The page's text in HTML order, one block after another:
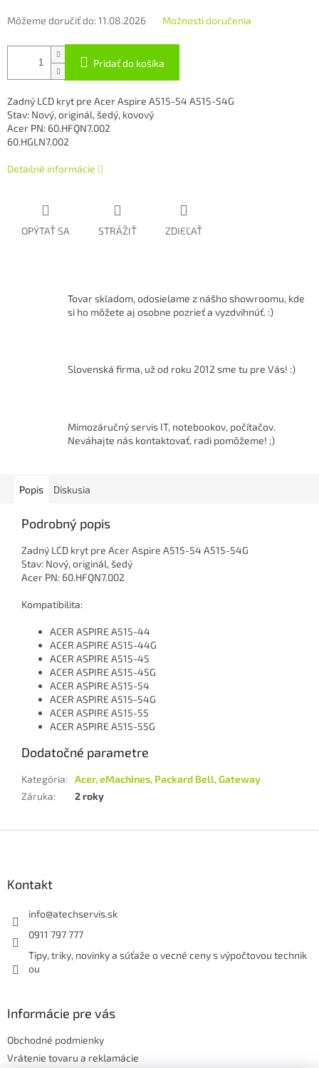
Môžeme doručiť do:11.08.2026 Možnosti doručenia
Pridať do košíka
Zadný LCD kryt pre Acer Aspire A515-54 A515-54G
Stav: Nový, originál, šedý, kovový
Acer PN: 60.HFQN7.002
60.HGLN7.002
Detailné informácie
OPÝTAŤ SA STRÁŽIŤ ZDIEĽAŤ
Tovar skladom, odosielame z nášho showroomu, kde
si ho môžete aj osobne pozrieť a vyzdvihnúť. :)
Slovenská firma, už od roku 2012 sme tu pre Vás! :)
Mimozáručný servis IT, notebookov, počítačov.
Neváhajte nás kontaktovať, radi pomôžeme! ;)
Popis Diskusia
Podrobný popis
Zadný LCD kryt pre Acer Aspire A515-54 A515-54G
Stav: Nový, originál, šedý
Acer PN: 60.HFQN7.002
Kompatibilita:
ACER ASPIRE A515-44
ACER ASPIRE A515-44G
ACER ASPIRE A515-45
ACER ASPIRE A515-45G
ACER ASPIRE A515-54
ACER ASPIRE A515-54G
ACER ASPIRE A515-55
ACER ASPIRE A515-55G
Dodatočné parametre
Kategória: Acer, eMachines, Packard Bell, Gateway
Záruka: 2 roky
Kontakt
info@atechservis.sk
0911 797 777
Tipy, triky, novinky a súťaže o vecné ceny s výpočtovou technik
ou
Informácie pre vás
Obchodné podmienky
Vrátenie tovaru a reklamácie